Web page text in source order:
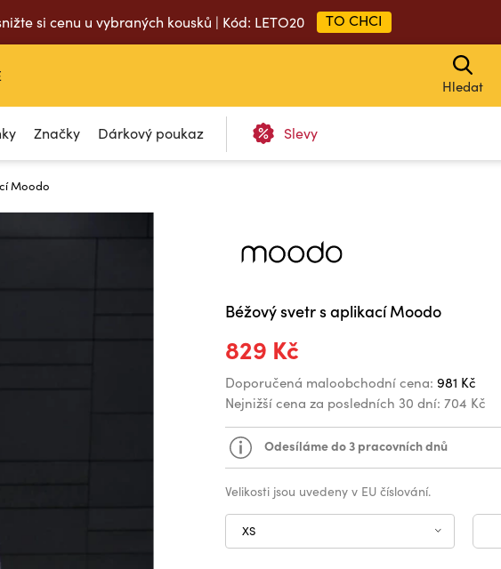
si cenu u vybraných kousků | Kód: LETO20 TO CHCI
Značky Dárkový poukaz Slevy
Hledat
Moodo
Béžový svetr s aplikací Moodo
829 Kč
Doporučená maloobchodní cena: 981 Kč
Nejnižší cena za posledních 30 dní: 704 Kč
Odesíláme do 3 pracovních dnů
Velikosti jsou uvedeny v EU číslování.
XS